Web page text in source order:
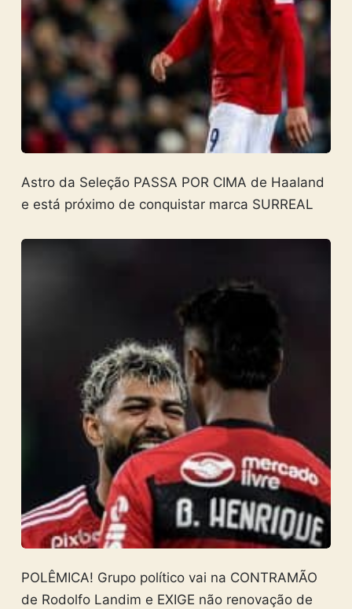
Astro da Seleção PASSA POR CIMA de Haaland
e está próximo de conquistar marca SURREAL
POLÊMICA! Grupo político vai na CONTRAMÃO
de Rodolfo Landim e EXIGE não renovação de